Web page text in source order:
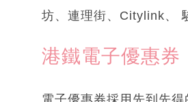
坊、連理街、Citylink、
港鐵電子優惠券
電子優惠券採用先到先